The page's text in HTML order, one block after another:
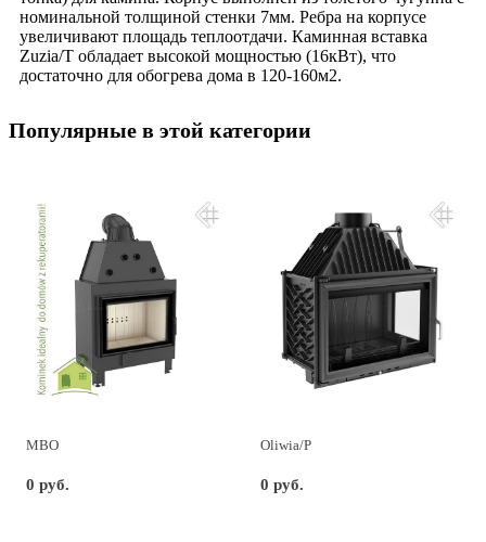
номинальной толщиной стенки 7мм. Ребра на корпусе
увеличивают площадь теплоотдачи. Каминная вставка
Zuzia/T обладает высокой мощностью (16кВт), что
достаточно для обогрева дома в 120-160м2.
Популярные в этой категории
MBO
0 руб.
Oliwia/P
0 руб.